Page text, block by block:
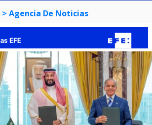
> Agencia De Noticias